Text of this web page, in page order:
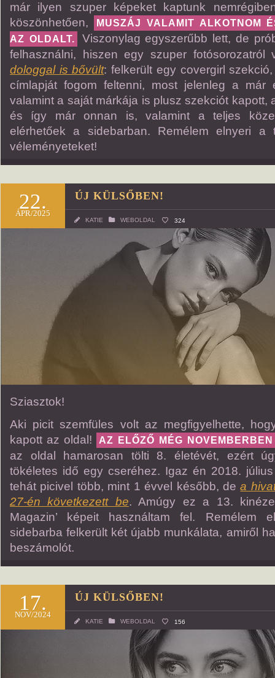
már ilyen szuper képeket kaptunk
köszönhetően,
MUSZÁJ VALAMIT ALKOTNOM
AZ OLDALT.
Viszonylag egyszerűbb lett, de
felhasználni, hiszen egy szuper
dologgal is bővült: felkerült egy covergirl
címlapját fogom feltenni, most jelenleg a már
valamint a saját márkája is plusz szekciót kapott,
és így már onnan is, valamint a teljes
elérhetőek a sidebarban. Remélem elnyeri a
véleményeteket!
22.
ÁPR/2025
ÚJ KÜLSŐBEN!
KATIE WEBOLDAL 324
Sziasztok!
Aki picit szemfüles volt az megfigyelhette,
kapott az oldal!
AZ ELŐZŐ MÉG
az oldal hamarosan tölti 8. életévét, ezért
tökéletes idő egy cseréhez. Igaz én 2018.
tehát picivel több, mint 1 évvel később, dea
27-én következett be. Amúgy ez a 13.
Magazin’ képeit használtam fel. Remélem
sidebarba felkerült két újabb munkálata, amiről
beszámolót.
17.
NOV/2024
ÚJ KÜLSŐBEN!
KATIE WEBOLDAL 156